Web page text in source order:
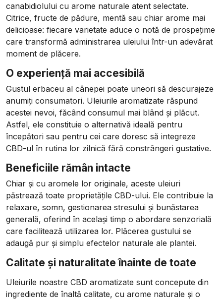
canabidiolului cu arome naturale atent selectate.
Citrice, fructe de pădure, mentă sau chiar arome mai
delicioase: fiecare varietate aduce o notă de prospețime
care transformă administrarea uleiului într-un adevărat
moment de plăcere.
O experiență mai accesibilă
Gustul erbaceu al cânepei poate uneori să descurajeze
anumiți consumatori. Uleiurile aromatizate răspund
acestei nevoi, făcând consumul mai blând și plăcut.
Astfel, ele constituie o alternativă ideală pentru
începători sau pentru cei care doresc să integreze
CBD-ul în rutina lor zilnică fără constrângeri gustative.
Beneficiile rămân intacte
Chiar și cu aromele lor originale, aceste uleiuri
păstrează toate proprietățile CBD-ului. Ele contribuie la
relaxare, somn, gestionarea stresului și bunăstarea
generală, oferind în același timp o abordare senzorială
care facilitează utilizarea lor. Plăcerea gustului se
adaugă pur și simplu efectelor naturale ale plantei.
Calitate și naturalitate înainte de toate
Uleiurile noastre CBD aromatizate sunt concepute din
ingrediente de înaltă calitate, cu arome naturale și o